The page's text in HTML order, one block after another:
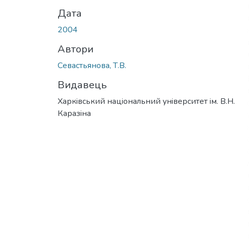
Дата
2004
Автори
Севастьянова, Т.В.
Видавець
Харкiвський нацiональний унiверситет iм. В.Н.
Каразiна